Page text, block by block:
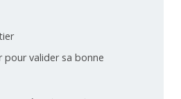
pour valider sa bonne